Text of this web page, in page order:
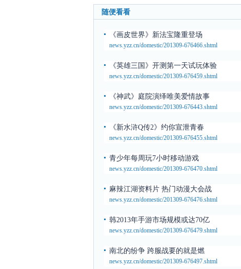
随便看看
《画皮世界》新法宝隆重登场
news.yzz.cn/domestic/201309-676466.shtml
《英雄三国》开测第一天试玩体验
news.yzz.cn/domestic/201309-676459.shtml
《神武》庭院演绎唯美爱情故事
news.yzz.cn/domestic/201309-676443.shtml
《新水浒Q传2》约你宣泄青春
news.yzz.cn/domestic/201309-676455.shtml
青少年每周玩7小时移动游戏
news.yzz.cn/domestic/201309-676470.shtml
麻辣江湖资料片 热门动漫大会战
news.yzz.cn/domestic/201309-676476.shtml
韩2013年手游市场规模或达70亿
news.yzz.cn/domestic/201309-676479.shtml
南北的纷争 跨服战要的就是燃
news.yzz.cn/domestic/201309-676497.shtml